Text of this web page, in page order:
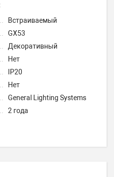
Встраиваемый
GX53
Декоративный
Нет
IP20
Нет
General Lighting Systems
2 года